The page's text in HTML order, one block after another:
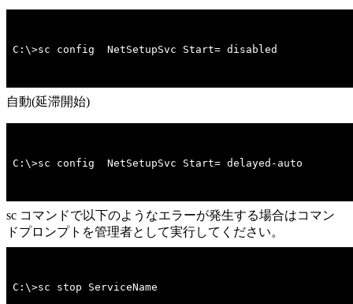
C:\>sc config  NetSetupSvc Start= disabled
自動(延滞開始)
C:\>sc config  NetSetupSvc Start= delayed-auto
sc コマンドで以下のようなエラーが発生する場合はコマン
ドプロンプトを管理者として実行してください。